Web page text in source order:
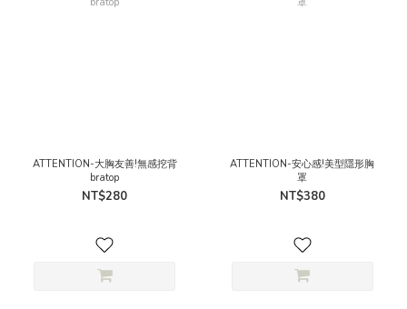
ATTENTION-大胸友善!無感挖背
bratop
NT$280
ATTENTION-安心感!美型隱形胸
罩
NT$380